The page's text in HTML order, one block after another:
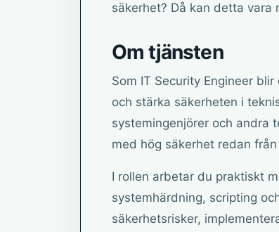
säkerhet? Då kan detta vara
Om tjänsten
Som IT Security Engineer
och stärka säkerheten i
systemingenjörer och andra
med hög säkerhet redan
I rollen arbetar du praktiskt
systemhärdning, scripting
säkerhetsrisker,